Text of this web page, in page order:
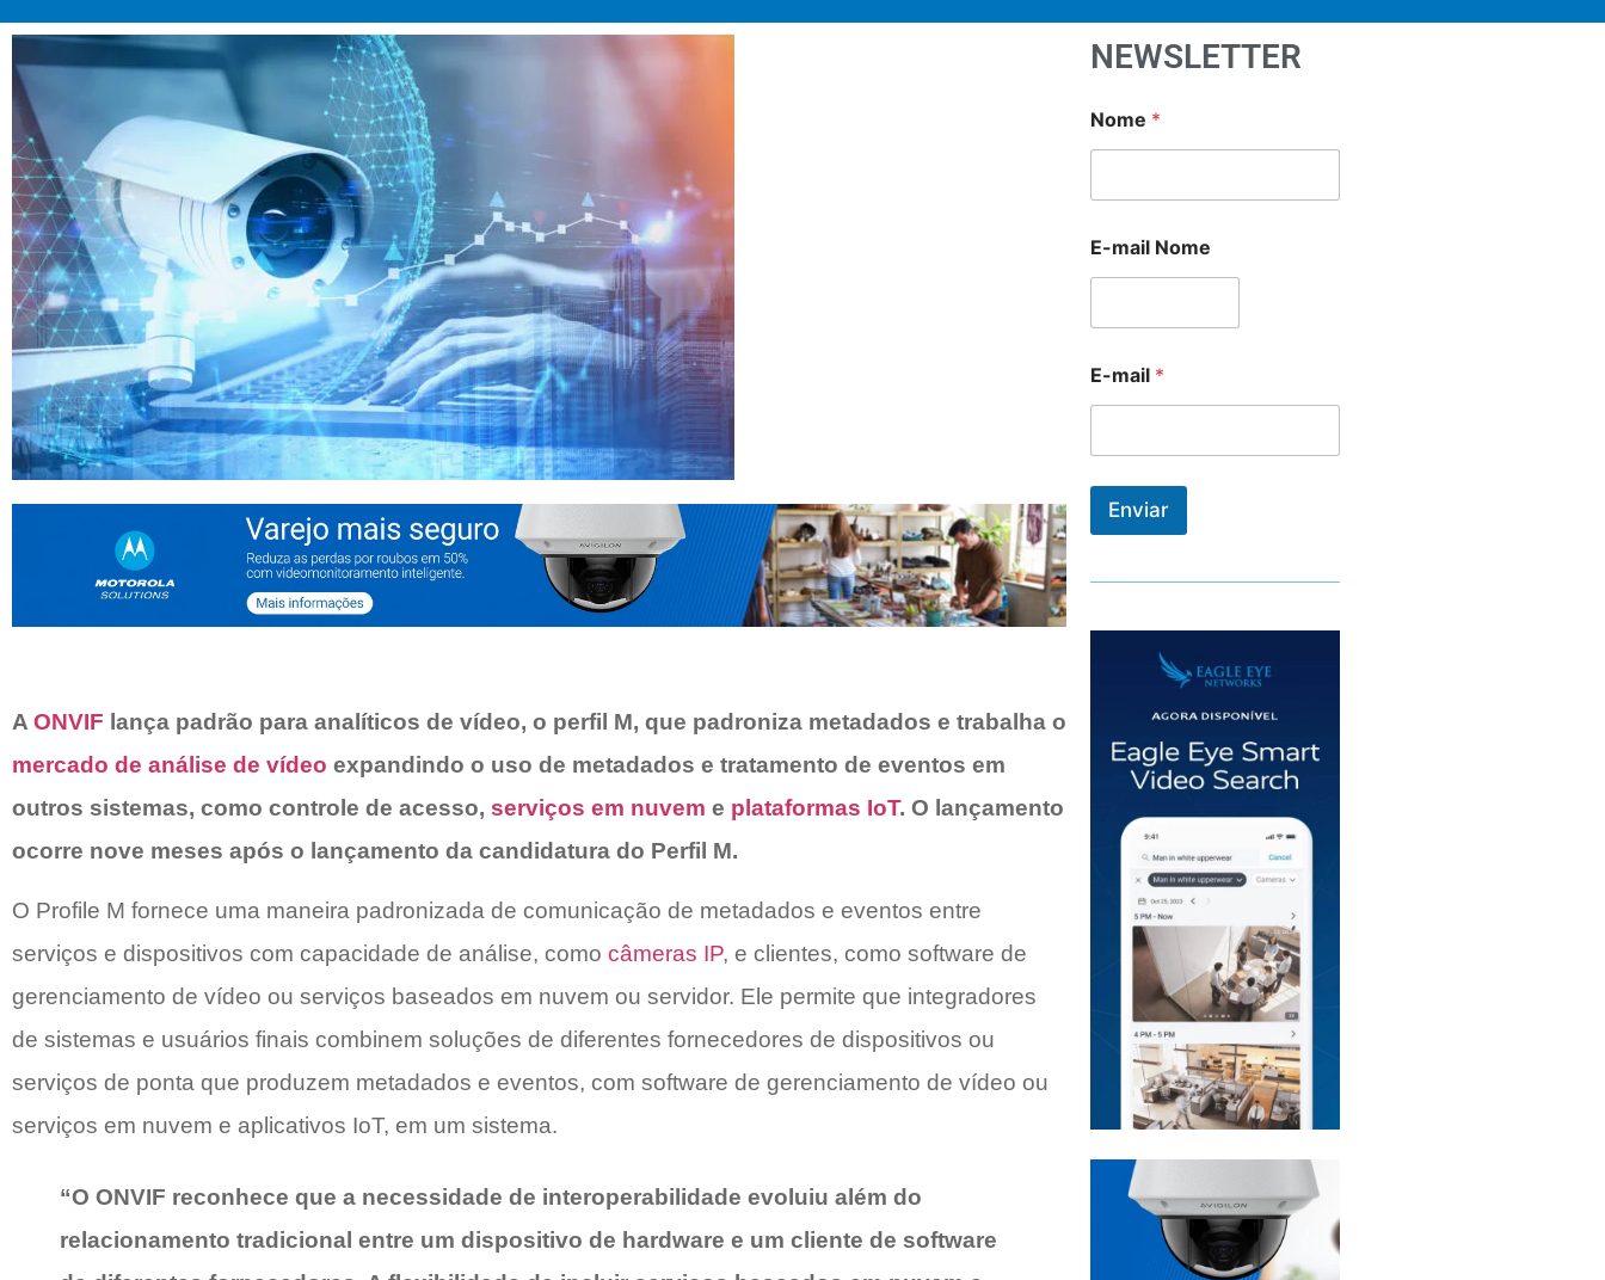
A ONVIF lança padrão para analíticos de vídeo, o perfil M, que padroniza metadados e trabalha o
mercado de análise de vídeo expandindo o uso de metadados e tratamento de eventos em
outros sistemas, como controle de acesso, serviços em nuvem e plataformas IoT. O lançamento
ocorre nove meses após o lançamento da candidatura do Perfil M.
O Profile M fornece uma maneira padronizada de comunicação de metadados e eventos entre
serviços e dispositivos com capacidade de análise, como câmeras IP, e clientes, como software de
gerenciamento de vídeo ou serviços baseados em nuvem ou servidor. Ele permite que integradores
de sistemas e usuários finais combinem soluções de diferentes fornecedores de dispositivos ou
serviços de ponta que produzem metadados e eventos, com software de gerenciamento de vídeo ou
serviços em nuvem e aplicativos IoT, em um sistema.
“O ONVIF reconhece que a necessidade de interoperabilidade evoluiu além do
relacionamento tradicional entre um dispositivo de hardware e um cliente de software
NEWSLETTER
Nome *
E-mail Nome
E-mail *
Enviar